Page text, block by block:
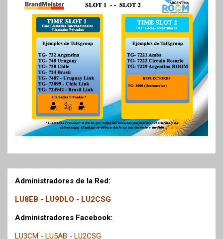
Administradores de la Red:
LU8EB - LU9DLO - LU2CSG
Administradores Facebook:
LU3CM - LU5AB - LU2CSG